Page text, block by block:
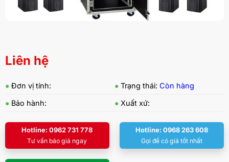
Liên hệ
● Đơn vị tính: ● Trạng thái: Còn hàng
● Bảo hành: ● Xuất xứ:
Hotline: 0962 731 778
Tư vấn báo giá ngay
Hotline: 0968 263 608
Gọi để có giá tốt nhất